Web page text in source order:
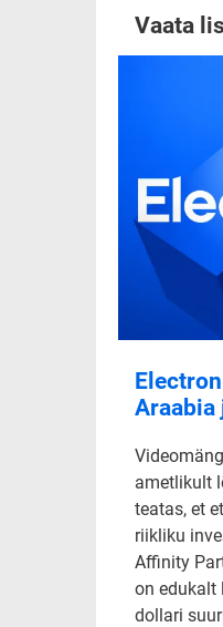
Vaata
ametlikult
teatas, et
riikliku
Affinity
on edukalt
dollari